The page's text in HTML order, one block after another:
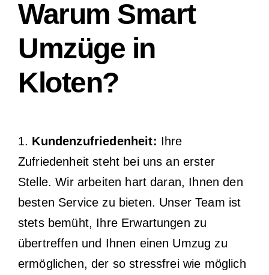
Warum Smart
Umzüge in
Kloten?
1. Kundenzufriedenheit: Ihre
Zufriedenheit steht bei uns an erster
Stelle. Wir arbeiten hart daran, Ihnen den
besten Service zu bieten. Unser Team ist
stets bemüht, Ihre Erwartungen zu
übertreffen und Ihnen einen Umzug zu
ermöglichen, der so stressfrei wie möglich